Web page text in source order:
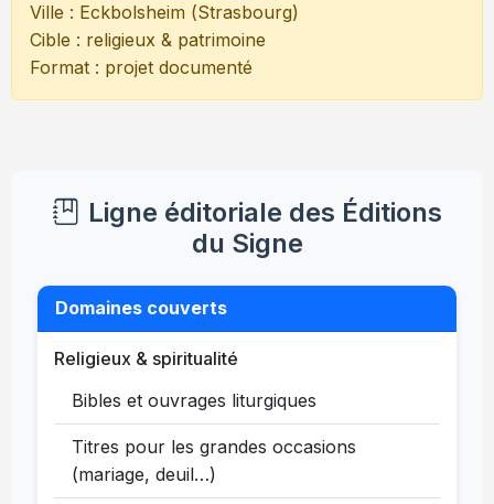
Ville : Eckbolsheim (Strasbourg)
Cible : religieux & patrimoine
Format : projet documenté
Ligne éditoriale des Éditions
du Signe
Domaines couverts
Religieux & spiritualité
Bibles et ouvrages liturgiques
Titres pour les grandes occasions
(mariage, deuil…)